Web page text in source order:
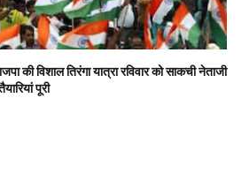
विशाल तिरंगा यात्रा रविवार को साकची नेताजी
पूरी